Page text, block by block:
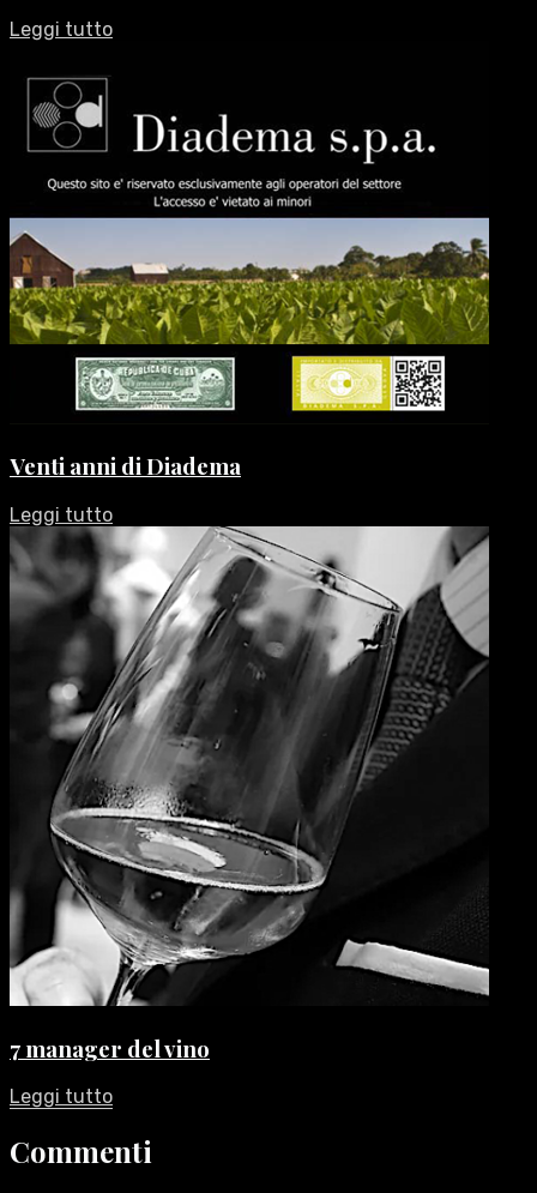
Leggi tutto
Venti anni di Diadema
Leggi tutto
7 manager del vino
Leggi tutto
Commenti